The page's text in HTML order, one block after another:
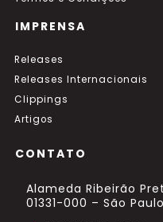
IMPRENSA
Releases
Releases Internacionais
Clippings
Artigos
CONTATO
Alameda Ribeirão
01331-000 – São